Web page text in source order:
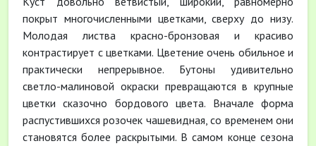
покрыт многочисленными цветками, сверху до низу.
Молодая листва красно-бронзовая и красиво
контрастирует с цветками. Цветение очень обильное и
практически непрерывное. Бутоны удивительно
светло-малиновой окраски превращаются в крупные
цветки сказочно бордового цвета. Вначале форма
распустившихся розочек чашевидная, со временем они
становятся более раскрытыми. В самом конце сезона